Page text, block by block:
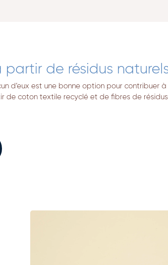
de résidus
d’eux est une bonne option pour contribuer à
de coton textile recyclé et de fibres de résidus